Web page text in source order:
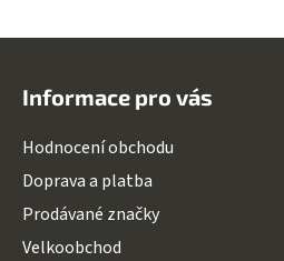
Informace pro vás
Hodnocení obchodu
Doprava a platba
Prodávané značky
Velkoobchod